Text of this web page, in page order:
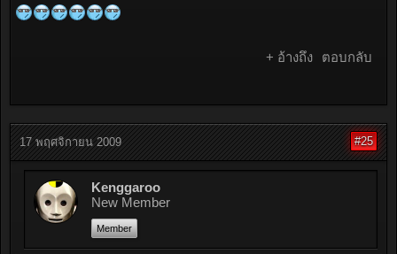
+ อ้างถึง ตอบกลับ
17 พฤศจิกายน 2009 #25
Kenggaroo
New Member
Member